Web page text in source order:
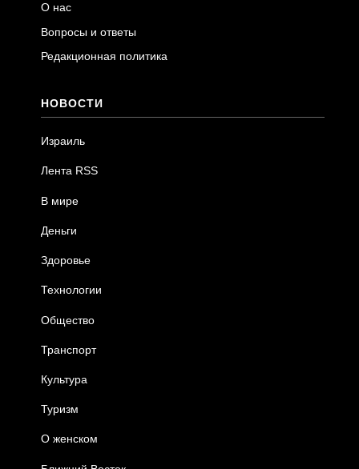
О нас
Вопросы и ответы
Редакционная политика
НОВОСТИ
Израиль
Лента RSS
В мире
Деньги
Здоровье
Технологии
Общество
Транспорт
Культура
Туризм
О женском